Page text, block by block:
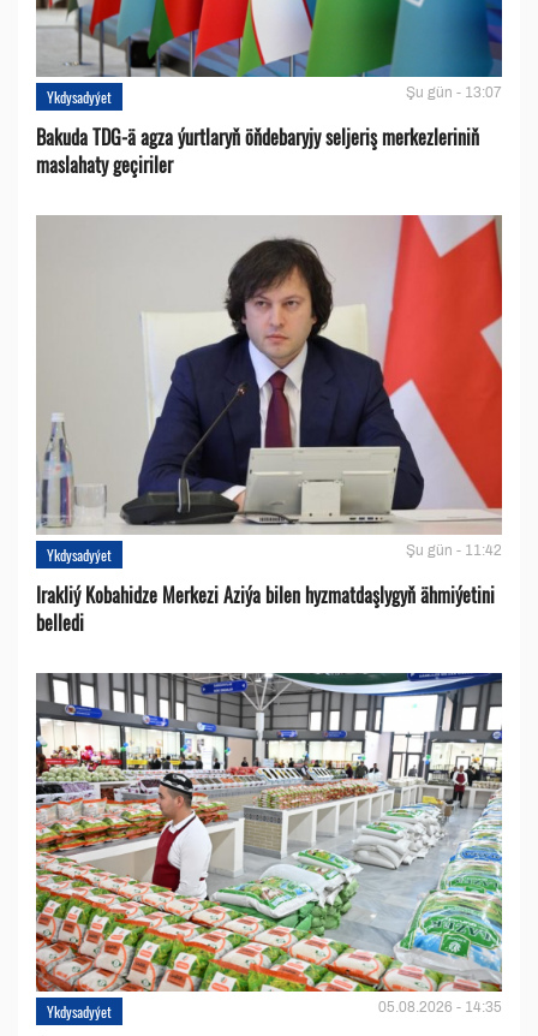
Ykdysadyýet Şu gün - 13:07
Bakuda TDG-ä agza ýurtlaryň öňdebaryjy seljeriş merkezleriniň
maslahaty geçiriler
Ykdysadyýet Şu gün - 11:42
Irakliý Kobahidze Merkezi Aziýa bilen hyzmatdaşlygyň ähmiýetini
belledi
Ykdysadyýet 05.08.2026 - 14:35